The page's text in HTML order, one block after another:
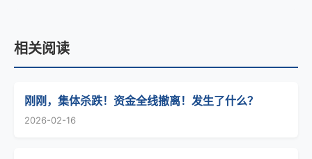
相关阅读
刚刚，集体杀跌！资金全线撤离！发生了什么？
2026-02-16